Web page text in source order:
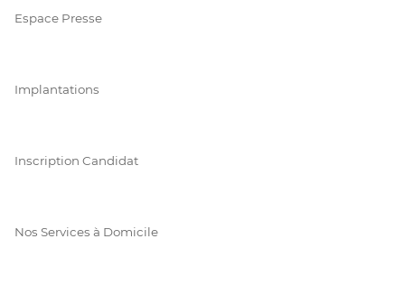
Espace Presse
Implantations
Inscription Candidat
Nos Services à Domicile